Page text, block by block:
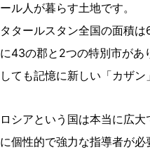
ール人が暮らす土地です。
タタールスタン全国の面積
に43の郡と2つの特別市があ
しても記憶に新しい「カザ
ロシアという国は本当に広
に個性的で強力な指導者が